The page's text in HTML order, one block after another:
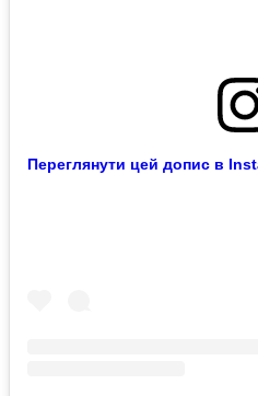
Переглянути цей допис в